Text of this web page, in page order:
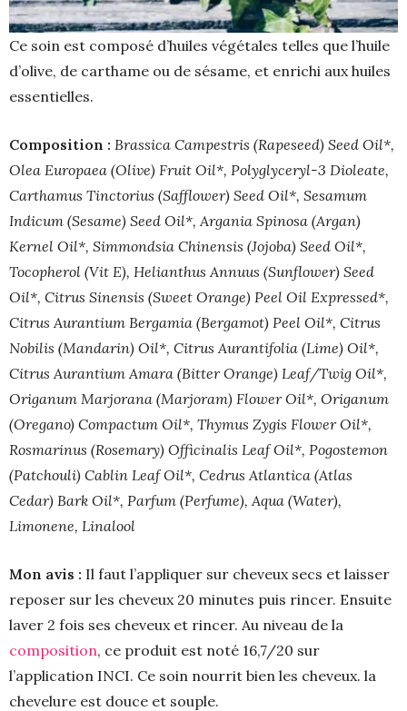
Ce soin est composé d’huiles végétales telles que l’huile
d’olive, de carthame ou de sésame, et enrichi aux huiles
essentielles.
Composition : Brassica Campestris (Rapeseed) Seed Oil*,
Olea Europaea (Olive) Fruit Oil*, Polyglyceryl-3 Dioleate,
Carthamus Tinctorius (Safflower) Seed Oil*, Sesamum
Indicum (Sesame) Seed Oil*, Argania Spinosa (Argan)
Kernel Oil*, Simmondsia Chinensis (Jojoba) Seed Oil*,
Tocopherol (Vit E), Helianthus Annuus (Sunflower) Seed
Oil*, Citrus Sinensis (Sweet Orange) Peel Oil Expressed*,
Citrus Aurantium Bergamia (Bergamot) Peel Oil*, Citrus
Nobilis (Mandarin) Oil*, Citrus Aurantifolia (Lime) Oil*,
Citrus Aurantium Amara (Bitter Orange) Leaf/Twig Oil*,
Origanum Marjorana (Marjoram) Flower Oil*, Origanum
(Oregano) Compactum Oil*, Thymus Zygis Flower Oil*,
Rosmarinus (Rosemary) Officinalis Leaf Oil*, Pogostemon
(Patchouli) Cablin Leaf Oil*, Cedrus Atlantica (Atlas
Cedar) Bark Oil*, Parfum (Perfume), Aqua (Water),
Limonene, Linalool
Mon avis : Il faut l’appliquer sur cheveux secs et laisser
reposer sur les cheveux 20 minutes puis rincer. Ensuite
laver 2 fois ses cheveux et rincer. Au niveau de la
composition, ce produit est noté 16,7/20 sur
l’application INCI. Ce soin nourrit bien les cheveux. la
chevelure est douce et souple.